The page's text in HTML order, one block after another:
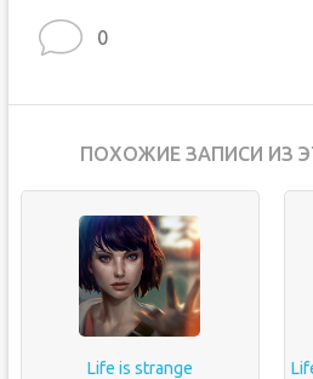
0
ПОХОЖИЕ ЗАПИСИ ИЗ
Life is strange